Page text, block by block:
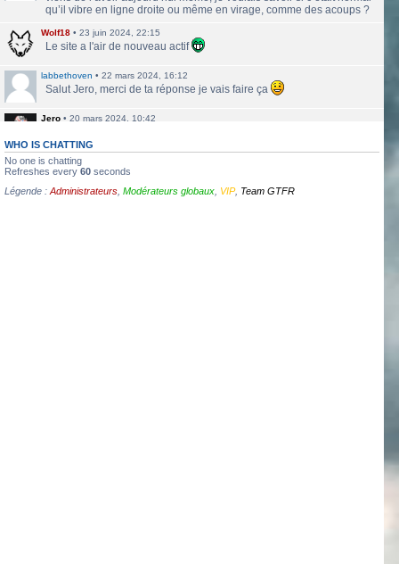
qu’il vibre en ligne droite ou même en virage, comme des acoups ?
Wolf18 • 23 juin 2024, 22:15
Le site a l'air de nouveau actif
labbethoven • 22 mars 2024, 16:12
Salut Jero, merci de ta réponse je vais faire ça
Jero • 20 mars 2024, 10:42
verra plus facilement que dans le chat
Jero•20 mars 2024, 10:42
Salut Kakashi et Bethoven
WHO IS CHATTING
No one is chatting
Refreshes every 60 seconds
Légende : Administrateurs Modérateurs globaux VIP, Team GTFR